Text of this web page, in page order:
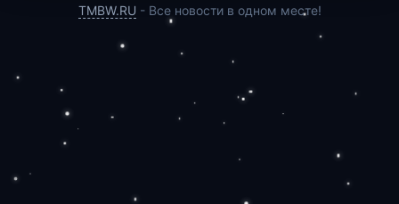
TMBW.RU - Все новости в одном месте!